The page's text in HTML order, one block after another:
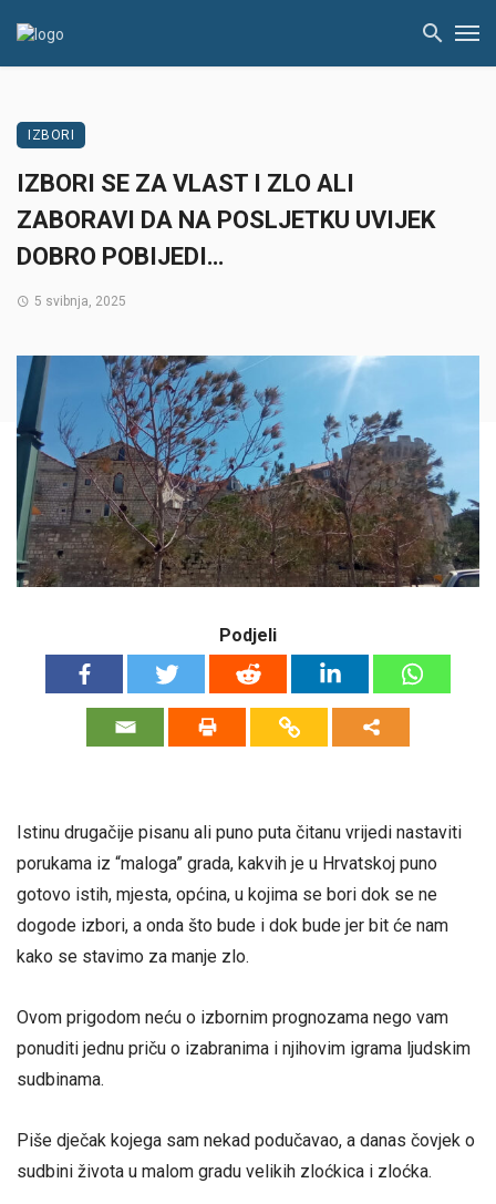
IZBORI
IZBORI SE ZA VLAST I ZLO ALI
ZABORAVI DA NA POSLJETKU UVIJEK
DOBRO POBIJEDI…
5 svibnja, 2025
Podjeli
Istinu drugačije pisanu ali puno puta čitanu vrijedi nastaviti
porukama iz “maloga” grada, kakvih je u Hrvatskoj puno
gotovo istih, mjesta, općina, u kojima se bori dok se ne
dogode izbori, a onda što bude i dok bude jer bit će nam
kako se stavimo za manje zlo.
Ovom prigodom neću o izbornim prognozama nego vam
ponuditi jednu priču o izabranima i njihovim igrama ljudskim
sudbinama.
Piše dječak kojega sam nekad podučavao, a danas čovjek o
sudbini života u malom gradu velikih zloćkica i zloćka.